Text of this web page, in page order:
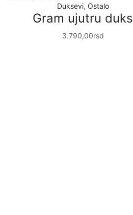
Duksevi, Ostalo
Gram ujutru duks
3.790,00rsd